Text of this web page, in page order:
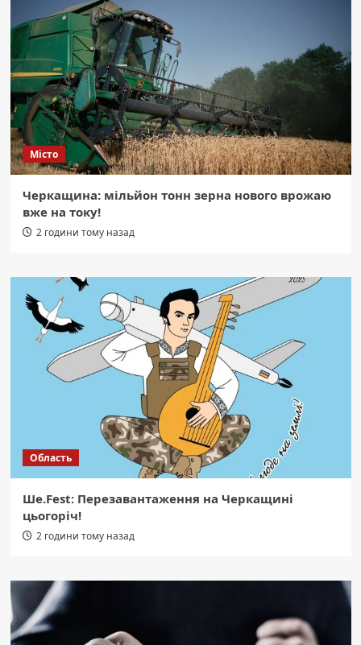
Місто
Черкащина: мільйон тонн зерна нового врожаю
вже на току!
2 години тому назад
Область
Ше.Fest: Перезавантаження на Черкащині
цьогоріч!
2 години тому назад